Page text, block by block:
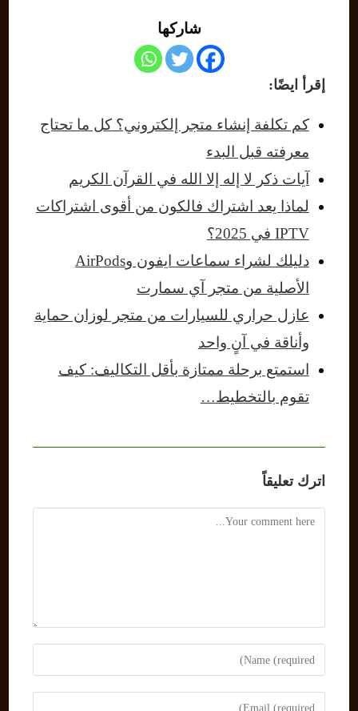
شاركها
إقرأ ايضًا:
كم تكلفة إنشاء متجر إلكتروني؟ كل ما تحتاج
معرفته قبل البدء
آيات ذكر لا إله إلا الله في القرآن الكريم
لماذا يعد اشتراك فالكون من أقوى اشتراكات
IPTV في 2025؟
دليلك لشراء سماعات ايفون وAirPods
الأصلية من متجر آي سمارت
عازل حراري للسيارات من متجر لوزان حماية
وأناقة في آنٍ واحد
استمتع برحلة ممتازة بأقل التكاليف: كيف
تقوم بالتخطيط…
اترك تعليقاً
Comment
Enter
your
name
Enter